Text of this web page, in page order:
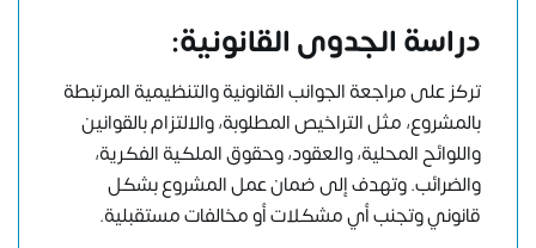
دراسة الجدوى القانونية:
تركز على مراجعة الجوانب القانونية والتنظيمية المرتبطة
بالمشروع، مثل التراخيص المطلوبة، والالتزام بالقوانين
واللوائح المحلية، والعقود، وحقوق الملكية الفكرية،
والضرائب. وتهدف إلى ضمان عمل المشروع بشكل
قانوني وتجنب أي مشكلات أو مخالفات مستقبلية.